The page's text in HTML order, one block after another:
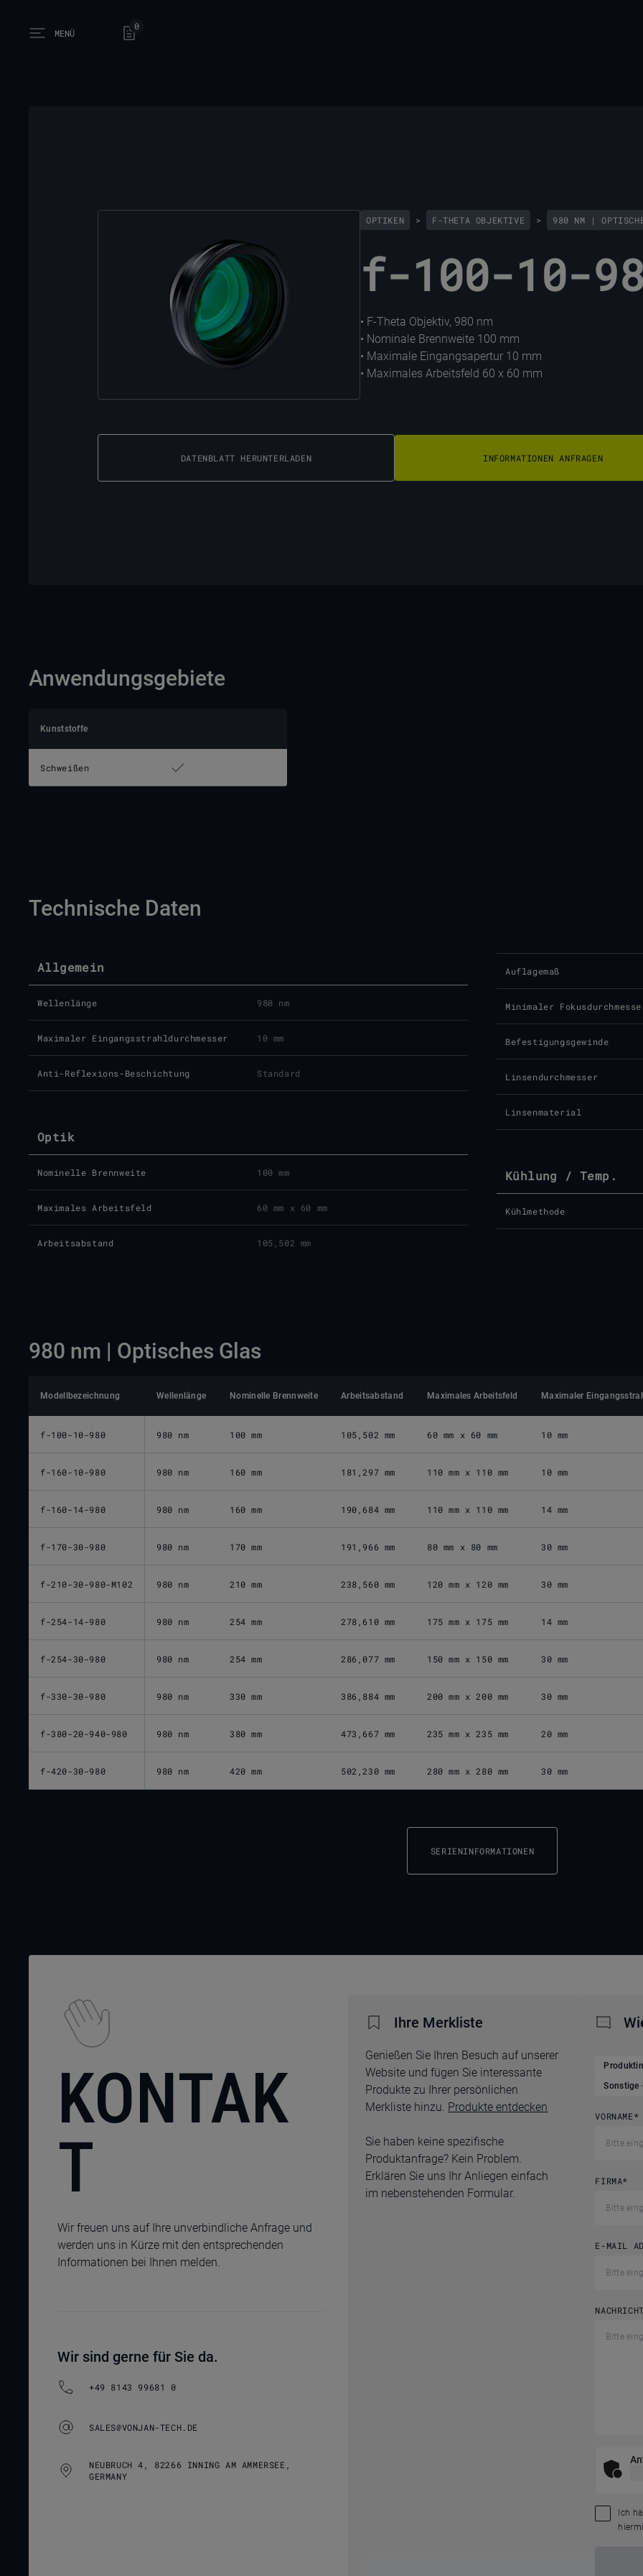
Open main menu
MENÜ
0
OPTIKEN > F-THETA OBJEKTIVE > 980 NM |
f-100-10-
• F-Theta Objektiv, 980 nm
• Nominale Brennweite 100 mm
• Maximale Eingangsapertur 10 mm
• Maximales Arbeitsfeld 60 x 60 mm
DATENBLATT HERUNTERLADEN INFORMATIONEN ANFRAGEN
Anwendungsgebiete
Kunststoffe
Schweißen
Technische Daten
Allgemein
Wellenlänge 980 nm
Maximaler Eingangsstrahldurchmesser 10 mm
Anti-Reflexions-Beschichtung Standard
Optik
Nominelle Brennweite 100 mm
Maximales Arbeitsfeld 60 mm x 60 mm
Arbeitsabstand 105,502 mm
Auflagemaß
Minimaler
Befestigungsgewinde
Linsendurchmesser
Linsenmaterial
Kühlung / Temp.
Kühlmethode
980 nm | Optisches Glas
Modellbezeichnung Wellenlänge Nominelle Brennweite Arbeitsabstand Maximales Arbeitsfeld Maximaler
f-100-10-980 980 nm 100 mm 105,502 mm 60 mm x 60 mm 10 mm
f-160-10-980 980 nm 160 mm 181,297 mm 110 mm x 110 mm 10 mm
f-160-14-980 980 nm 160 mm 190,684 mm 110 mm x 110 mm 14 mm
f-170-30-980 980 nm 170 mm 191,966 mm 80 mm x 80 mm 30 mm
f-210-30-980-M102 980 nm 210 mm 238,560 mm 120 mm x 120 mm 30 mm
f-254-14-980 980 nm 254 mm 278,610 mm 175 mm x 175 mm 14 mm
f-254-30-980 980 nm 254 mm 286,077 mm 150 mm x 150 mm 30 mm
f-330-30-980 980 nm 330 mm 386,884 mm 200 mm x 200 mm 30 mm
f-380-20-940-980 980 nm 380 mm 473,667 mm 235 mm x 235 mm 20 mm
f-420-30-980 980 nm 420 mm 502,230 mm 280 mm x 280 mm 30 mm
SERIENINFORMATIONEN
KONTAK
T
Wir freuen uns auf Ihre unverbindliche Anfrage und
werden uns in Kürze mit den entsprechenden
Informationen bei Ihnen melden.
Wir sind gerne für Sie da.
+49 8143 99681 0
SALES@VONJAN-TECH.DE
NEUBRUCH 4, 82266 INNING AM AMMERSEE,
GERMANY
Ihre Merkliste
Genießen Sie Ihren Besuch auf unserer
Website und fügen Sie interessante
Produkte zu Ihrer persönlichen
Merkliste hinzu. Produkte entdecken
Sie haben keine spezifische
Produktanfrage? Kein Problem.
Erklären Sie uns Ihr Anliegen einfach
im nebenstehenden Formular.
Sonstige
VORNAME*
FIRMA*
E-MAIL
NACHRICHT
Ich